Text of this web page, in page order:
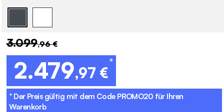
3.099,96 €
2.479,97 €
*
* Der Preis gültig mit dem Code PROMO20 für Ihren
Warenkorb